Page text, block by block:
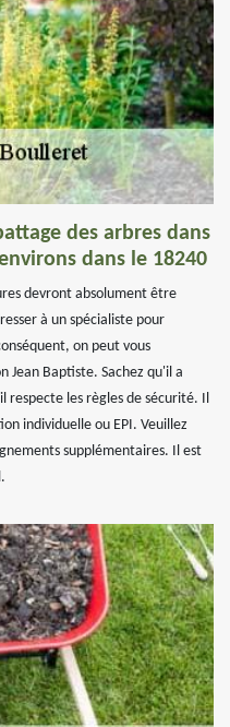
des arbres dans
dans le 18240
devront absolument être
à un spécialiste pour
on peut vous
Jean Baptiste. Sachez qu'il a
respecte les règles de sécurité. Il
individuelle ou EPI. Veuillez
supplémentaires. Il est